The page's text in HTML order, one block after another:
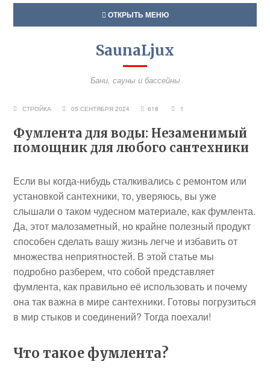
ОТКРЫТЬ МЕНЮ
SaunaLjux
Бани, сауны и бассейны
СТРОЙКА 05 СЕНТЯБРЯ 2024 618 1
Фумлента для воды: Незаменимый
помощник для любого сантехники
Если вы когда-нибудь сталкивались с ремонтом или
установкой сантехники, то, уверяюсь, вы уже
слышали о таком чудесном материале, как фумлента.
Да, этот малозаметный, но крайне полезный продукт
способен сделать вашу жизнь легче и избавить от
множества неприятностей. В этой статье мы
подробно разберем, что собой представляет
фумлента, как правильно её использовать и почему
она так важна в мире сантехники. Готовы погрузиться
в мир стыков и соединений? Тогда поехали!
Что такое фумлента?